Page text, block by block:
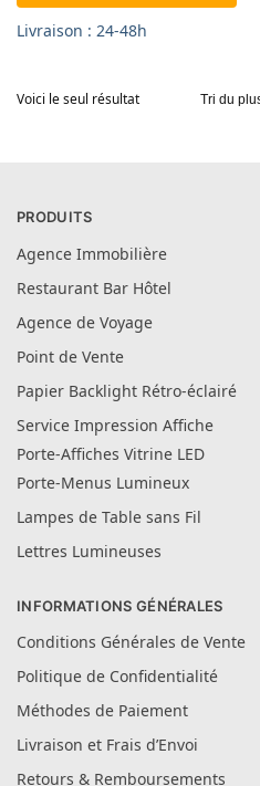
Livraison : 24-48h
Voici le seul résultat
PRODUITS
Agence Immobilière
Restaurant Bar Hôtel
Agence de Voyage
Point de Vente
Papier Backlight Rétro-éclairé
Service Impression Affiche
Porte-Affiches Vitrine LED
Porte-Menus Lumineux
Lampes de Table sans Fil
Lettres Lumineuses
INFORMATIONS GÉNÉRALES
Conditions Générales de Vente
Politique de Confidentialité
Méthodes de Paiement
Livraison et Frais d’Envoi
Retours & Remboursements